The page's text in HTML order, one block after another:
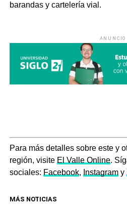
barandas y cartelería vial.
ANUNCIO
Para más detalles sobre este y
región, visite El Valle Online.
sociales: Facebook, Instagramy
MÁS NOTICIAS